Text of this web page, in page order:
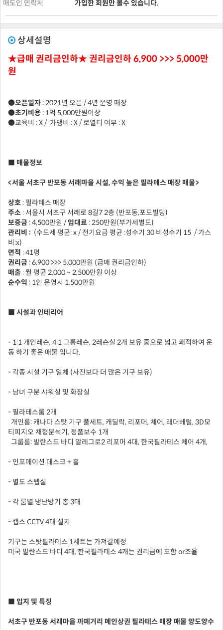
매도인 연락처 가입한 회원만 볼수 있습니다.
상세설명
★급매 권리금인하★ 권리금인하 6,900 >>> 5,000만
원
●오픈일자 : 2021년 오픈 / 4년 운영 매장
●초기비용 : 1억 5,000만원이상
●교육비 : X / 가맹비 : X / 로열티 여부 : X
■ 매물정보
<서울 서초구 반포동 서래마을 시설, 수익 높은 필라테스 매장 매물>
상호 : 필라테스 매장
주소 : 서울시 서초구 서래로 8길7 2층 (반포동,포도빌딩)
보증금 : 4,500만원 /임대료 :250만원(부가세별도)
관리비 : (수도세 평균: x / 전기요금 평균 :성수기 30 비성수기 15 / 가스
비:x)
면적 : 41평
권리금 : 6,900 >>> 5,000만원 (급매 권리금인하)
매출 : 월 평균 2,000 ~ 2,500만원 이상
순수익 : 1인 운영시 1,500만원
■ 시설과 인테리어
- 1:1 개인레슨, 4:1 그룹레슨, 2레슨실 2개 보유 중으로 넓고 쾌적하여 운
동 하기 좋은 매물 입니다.
- 각종 시설 기구 일체 (사진보다 더 많은 기구 보유)
- 남녀 구분 샤워실 및 화장실
- 필라테스룸 2개
개인룸: 캐나다 스탓 기구 풀세트, 캐딜락, 리포머, 체어, 래더베럴, 3D모
티피지오 채형분석기, 정품보수 1개
그룹룸: 발란스드 바디 알레그로2 리포머 4대, 한국필라테스 체어 4개,
- 인포메이션 데스크 + 홀
- 별도 스텝실
- 각 룸별 냉난방기 총 3대
- 캡스 CCTV 4대 설치
기구는 스탓필라테스 1세트는 가져갈예정
미국 발란스드 바디 4대, 한국필라테스 4개는 권리금에 포함 or조율
■ 입지 및 특징
서초구 반포동 서래마을 까페거리 메인상권 필라테스 매장 매물 양도양수